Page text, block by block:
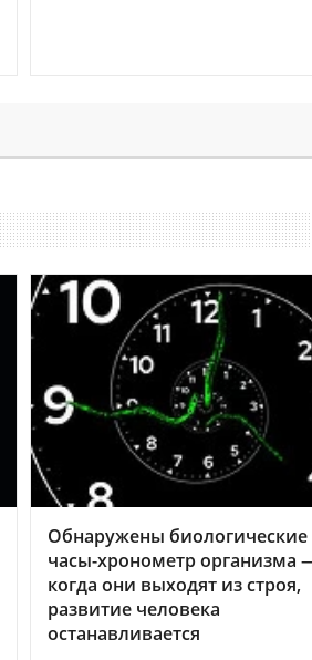
Обнаружены биологические
часы-хронометр организма
когда они выходят из строя,
развитие человека
останавливается